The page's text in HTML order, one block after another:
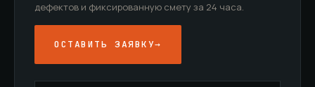
дефектов и фиксированную смету за 24 часа.
ОСТАВИТЬ ЗАЯВКУ→